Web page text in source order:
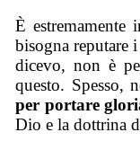
È estremamente
bisogna reputare
dicevo, non è
questo. Spesso,
per portare
Dio e la dottrina